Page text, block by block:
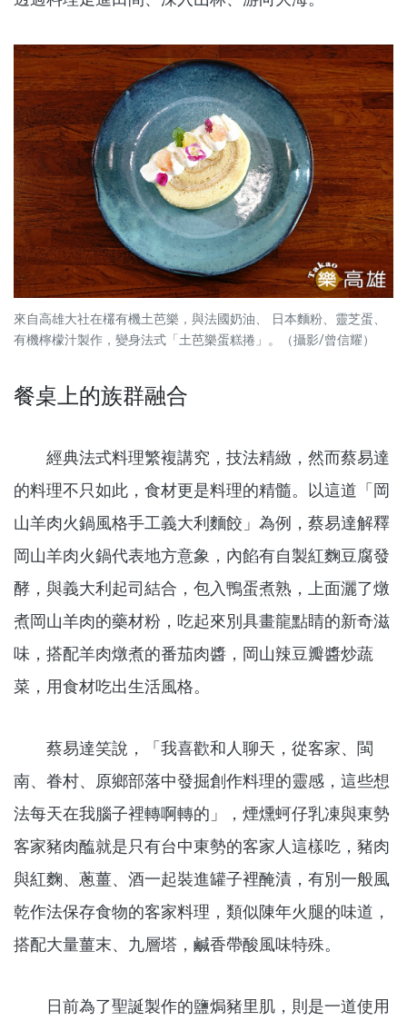
來自高雄大社在欉有機土芭樂，與法國奶油、 日本麵粉、靈芝蛋、
有機檸檬汁製作，變身法式「土芭樂蛋糕捲」。（攝影/曾信耀）
餐桌上的族群融合
經典法式料理繁複講究，技法精緻，然而蔡易達
的料理不只如此，食材更是料理的精髓。以這道「岡
山羊肉火鍋風格手工義大利麵餃」為例，蔡易達解釋
岡山羊肉火鍋代表地方意象，內餡有自製紅麴豆腐發
酵，與義大利起司結合，包入鴨蛋煮熟，上面灑了燉
煮岡山羊肉的藥材粉，吃起來別具畫龍點睛的新奇滋
味，搭配羊肉燉煮的番茄肉醬，岡山辣豆瓣醬炒蔬
菜，用食材吃出生活風格。
蔡易達笑說，「我喜歡和人聊天，從客家、閩
南、眷村、原鄉部落中發掘創作料理的靈感，這些想
法每天在我腦子裡轉啊轉的」，煙燻蚵仔乳凍與東勢
客家豬肉醢就是只有台中東勢的客家人這樣吃，豬肉
與紅麴、蔥薑、酒一起裝進罐子裡醃漬，有別一般風
乾作法保存食物的客家料理，類似陳年火腿的味道，
搭配大量薑末、九層塔，鹹香帶酸風味特殊。
日前為了聖誕製作的鹽焗豬里肌，則是一道使用